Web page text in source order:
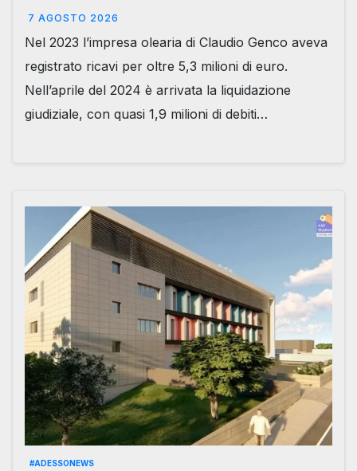
7 AGOSTO 2026
Nel 2023 l’impresa olearia di Claudio Genco aveva
registrato ricavi per oltre 5,3 milioni di euro.
Nell’aprile del 2024 è arrivata la liquidazione
giudiziale, con quasi 1,9 milioni di debiti…
#ADESSONEWS